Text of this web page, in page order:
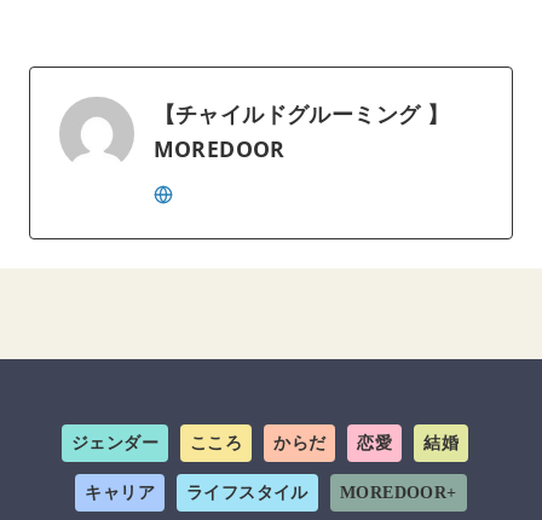
【チャイルドグルーミング 】
MOREDOOR
ジェンダー こころ からだ 恋愛 結婚
キャリア ライフスタイル MOREDOOR+